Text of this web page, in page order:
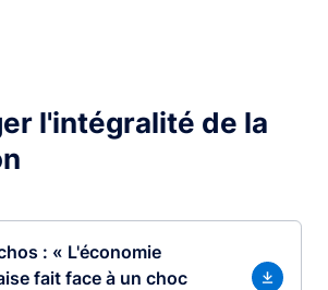
l'intégralité de la
: « L'économie
fait face à un choc